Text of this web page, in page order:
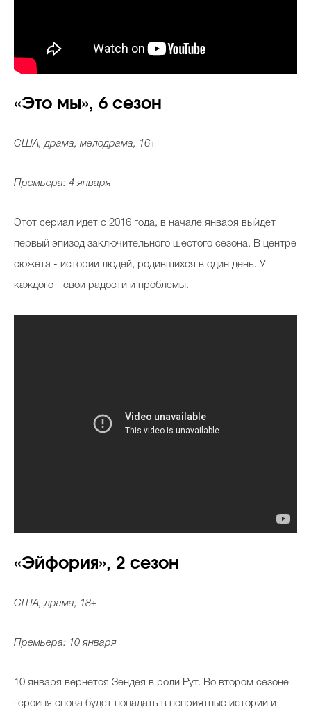
«Это мы», 6 сезон
США, драма, мелодрама, 16+
Премьера: 4 января
Этот сериал идет с 2016 года, в начале января выйдет
первый эпизод заключительного шестого сезона. В центре
сюжета - истории людей, родившихся в один день. У
каждого - свои радости и проблемы.
«Эйфория», 2 сезон
США, драма, 18+
Премьера: 10 января
10 января вернется Зендея в роли Рут. Во втором сезоне
героиня снова будет попадать в неприятные истории и